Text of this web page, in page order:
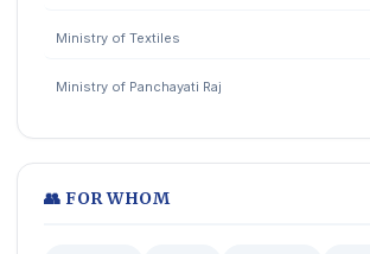
Ministry of Textiles
Ministry of Panchayati Raj
👥 FOR WHOM